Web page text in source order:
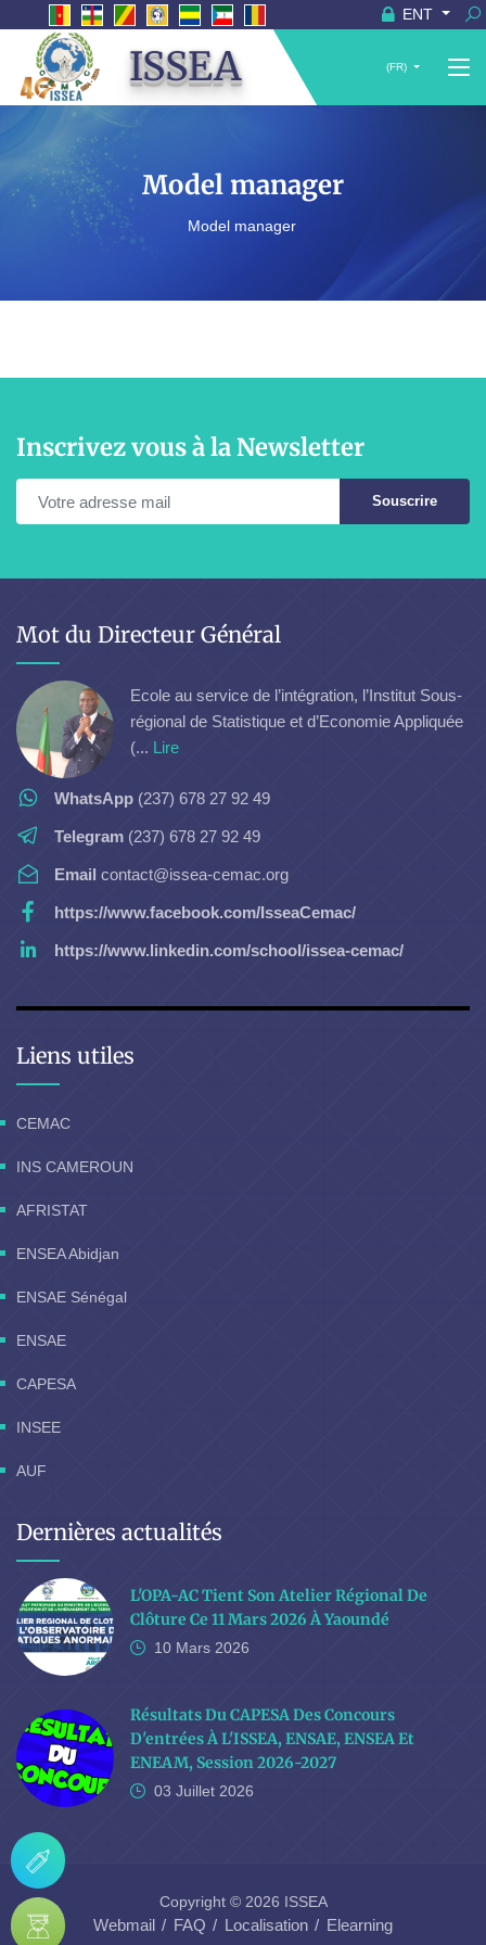
ENT
ISSEA (FR)
Model manager
Model manager
Inscrivez vous à la Newsletter
Souscrire
Mot du Directeur Général
Ecole au service de l’intégration, l’Institut Sous-
régional de Statistique et d’Economie Appliquée
(... Lire
WhatsApp (237) 678 27 92 49
Telegram (237) 678 27 92 49
Email contact@issea-cemac.org
https://www.facebook.com/IsseaCemac/
https://www.linkedin.com/school/issea-cemac/
Liens utiles
CEMAC
INS CAMEROUN
AFRISTAT
ENSEA Abidjan
ENSAE Sénégal
ENSAE
CAPESA
INSEE
AUF
Dernières actualités
L'OPA-AC Tient Son Atelier Régional De
Clôture Ce 11 Mars 2026 À Yaoundé
10 Mars 2026
Résultats Du CAPESA Des Concours
D'entrées À L'ISSEA, ENSAE, ENSEA Et
ENEAM, Session 2026-2027
03 Juillet 2026
Copyright © 2026 ISSEA
Webmail FAQ Localisation Elearning